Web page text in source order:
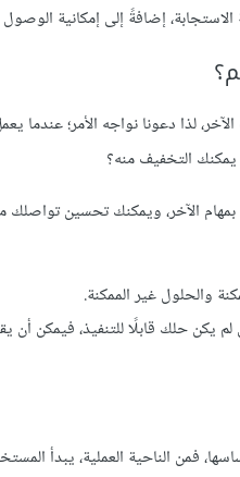
إضافةً إلى إمكانية
لذا دعونا نواجه الأمر؛ عندما
التخفيف منه؟
الآخر، ويمكنك تحسين تواصلك
والحلول غير الممكنة.
يكن حلك قابلًا للتنفيذ، فيمكن أن
فمن الناحية العملية، يبدأ